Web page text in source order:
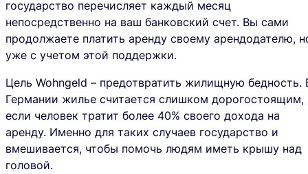
государство перечисляет каждый месяц
непосредственно на ваш банковский счет. Вы сами
продолжаете платить аренду своему арендодателю,
уже с учетом этой поддержки.
Цель Wohngeld – предотвратить жилищную бедность.
Германии жилье считается слишком дорогостоящим,
если человек тратит более 40% своего дохода на
аренду. Именно для таких случаев государство и
вмешивается, чтобы помочь людям иметь крышу над
головой.